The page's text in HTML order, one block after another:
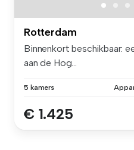
Rotterdam
Binnenkort beschikbaar:
aan de Hog...
5 kamers
€ 1.425